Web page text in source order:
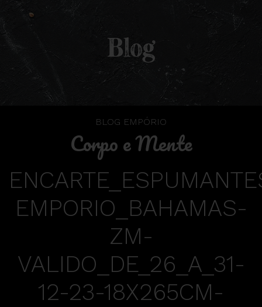
Blog
BLOG EMPÓRIO
Corpo e Mente
EMPORIO_BAHAMAS-
ZM-
VALIDO_DE_26_A_31-
12-23-18X265CM-